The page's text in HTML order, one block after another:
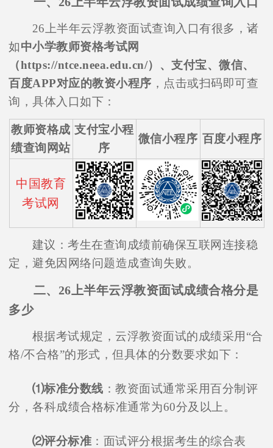
26上半年云浮教资面试查询入口有很多，诸
如中小学教师资格考试网
（https://ntce.neea.edu.cn/）、支付宝、微信、
百度APP对应的教资小程序 ，点击或扫码即可查
询，具体入口如下：
教师资格成
绩查询网站
支付宝小程
序
微信小程序 百度小程序
中国教育
考试网
建议：考生在查询成绩前确保互联网连接稳
定，避免因网络问题造成查询失败。
二、26上半年云浮教资面试成绩合格分是
多少
根据考试规定，云浮教资面试的成绩采用“合
格/不合格”的形式，但具体的分数要求如下：
⑴标准分数线 ：教资面试通常采用百分制评
分，各科成绩合格标准通常为60分及以上。
⑵评分标准 ：面试评分根据考生的综合表